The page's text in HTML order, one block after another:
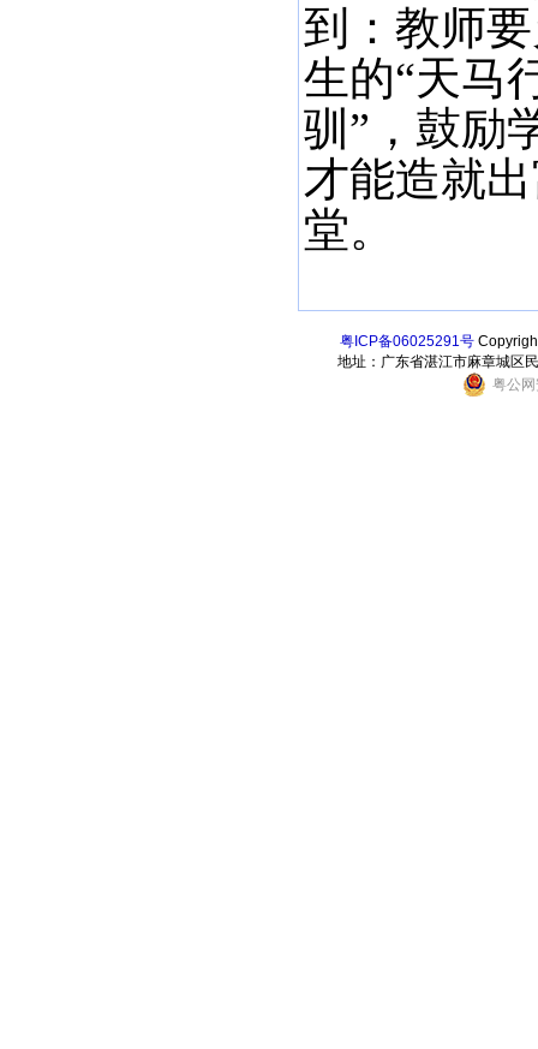
到：教师
生的“天马
驯”，鼓励
才能造就
堂。
粤ICP备06025291号
地址：广东省湛江市麻章城区
粤公